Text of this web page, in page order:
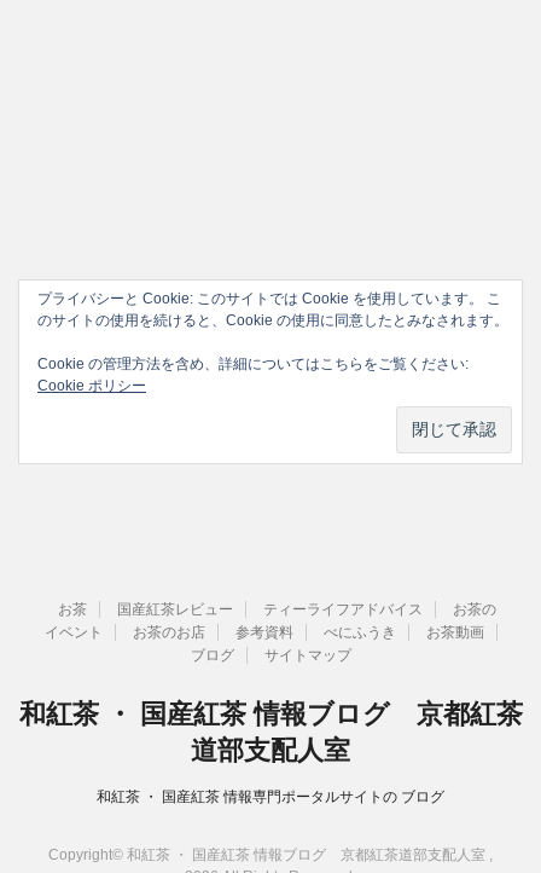
プライバシーと Cookie: このサイトでは Cookie を使用しています。 こ
のサイトの使用を続けると、Cookie の使用に同意したとみなされます。
Cookie の管理方法を含め、詳細についてはこちらをご覧ください:
Cookie ポリシー
お茶 国産紅茶レビュー ティーライフアドバイス
お茶の
イベント
お茶のお店 参考資料 べにふうき
お茶動画
ブログ
サイトマップ
和紅茶 ・ 国産紅茶 情報ブログ 京都紅茶
道部支配人室
和紅茶 ・ 国産紅茶 情報専門ポータルサイトの ブログ
Copyright© 和紅茶 ・ 国産紅茶 情報ブログ 京都紅茶道部支配人室 ,